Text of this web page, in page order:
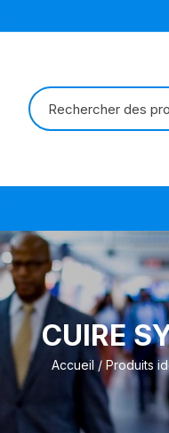
CUIRE
Accueil / Produits